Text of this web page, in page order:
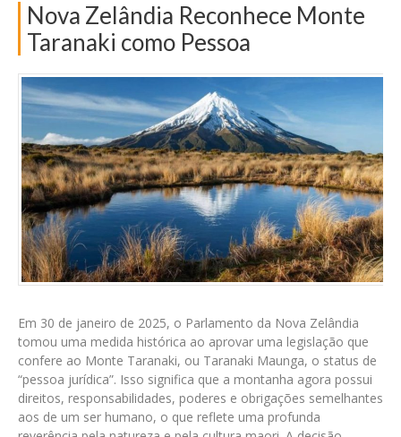
Nova Zelândia Reconhece Monte
Taranaki como Pessoa
Em 30 de janeiro de 2025, o Parlamento da Nova Zelândia
tomou uma medida histórica ao aprovar uma legislação que
confere ao Monte Taranaki, ou Taranaki Maunga, o status de
“pessoa jurídica”. Isso significa que a montanha agora possui
direitos, responsabilidades, poderes e obrigações semelhantes
aos de um ser humano, o que reflete uma profunda